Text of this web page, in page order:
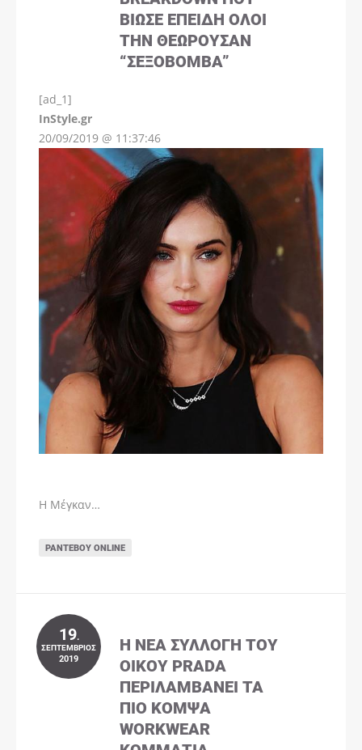
ΒΊΩΣΕ ΕΠΕΙΔΉ ΌΛΟΙ
ΤΗΝ ΘΕΩΡΟΎΣΑΝ
“ΣΕΞΟΒΌΜΒΑ”
[ad_1]
InStyle.gr
20/09/2019 @ 11:37:46
Η Μέγκαν…
ΡΑΝΤΕΒΟΎ ONLINE
19.
ΣΕΠΤΈΜΒΡΙΟΣ
2019
Η ΝΈΑ ΣΥΛΛΟΓΉ ΤΟΥ
ΟΊΚΟΥ PRADA
ΠΕΡΙΛΑΜΒΆΝΕΙ ΤΑ
ΠΙΟ ΚΟΜΨΆ
WORKWEAR